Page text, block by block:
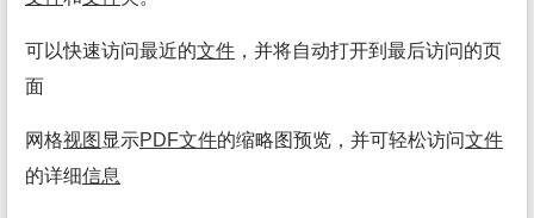
可以快速访问最近的文件 ，并将自动打开到最后访问的页
面
网格视图 显示PDF文件的缩略图预览，并可轻松访问文件
的详细信息